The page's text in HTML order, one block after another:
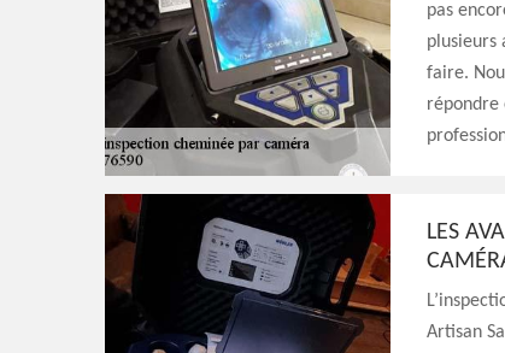
pas
plusieurs
faire.
répondre
LES
Artisan